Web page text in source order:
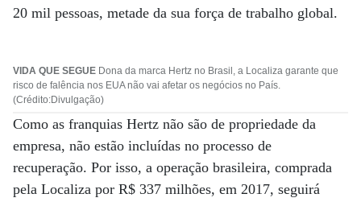
20 mil pessoas, metade da sua força de trabalho global.
VIDA QUE SEGUE Dona da marca Hertz no Brasil, a Localiza garante que
risco de falência nos EUA não vai afetar os negócios no País.
(Crédito:Divulgação)
Como as franquias Hertz não são de propriedade da
empresa, não estão incluídas no processo de
recuperação. Por isso, a operação brasileira, comprada
pela Localiza por R$ 337 milhões, em 2017, seguirá